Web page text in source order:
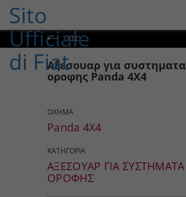
SKIP TO NAVIGATION
ΠΊΣΩ
Αξεσουαρ για συστηματα
οροφης Panda 4X4
ΟΧΗΜΑ
Panda 4X4
ΚΑΤΗΓΟΡΙΑ
ΑΞΕΣΟΥΑΡ ΓΙΑ ΣΥΣΤΗΜΑΤΑ
ΟΡΟΦΗΣ